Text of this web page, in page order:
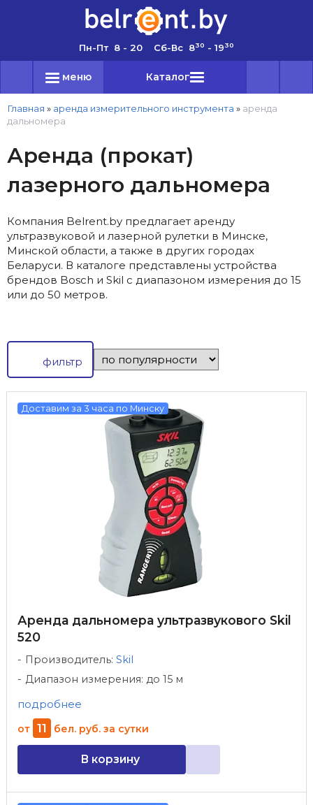
Пн-Пт 8 - 20 Сб-Вс 830 - 1930
меню Каталог
Главная » аренда измерительного инструмента » аренда
дальномера
Аренда (прокат)
лазерного дальномера
Компания Belrent.by предлагает аренду
ультразвуковой и лазерной рулетки в Минске,
Минской области, а также в других городах
Беларуси. В каталоге представлены устройства
брендов Bosch и Skil c диапазоном измерения до 15
или до 50 метров.
фильтр
Доставим за 3 часа по Минску
Аренда дальномера ультразвукового Skil
520
Производитель: Skil
Диапазон измерения: до 15 м
подробнее
от 11 бел. руб. за сутки
В корзину